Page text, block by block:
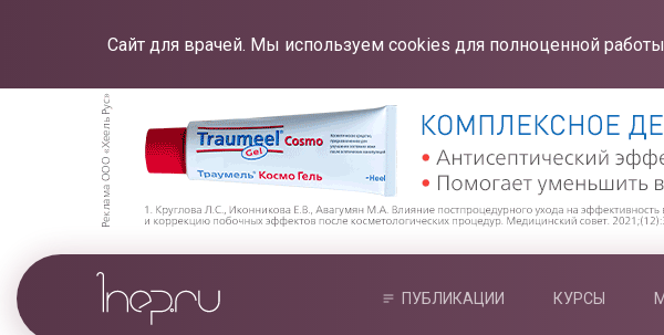
Сайт для врачей. Мы используем cookies для полноценной работы
ПУБЛИКАЦИИ КУРСЫ